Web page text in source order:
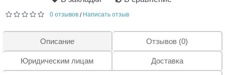
0 отзывов / Написать отзыв
Описание Отзывов (0)
Юридическим лицам Доставка